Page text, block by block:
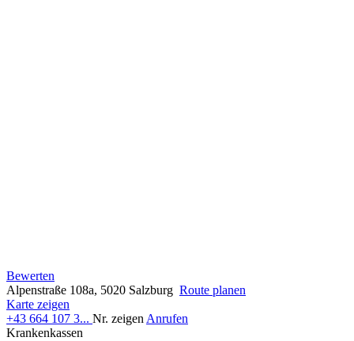
Bewerten
Alpenstraße 108a, 5020 Salzburg Route planen
Karte zeigen
+43 664 107 3... Nr. zeigen Anrufen
Krankenkassen